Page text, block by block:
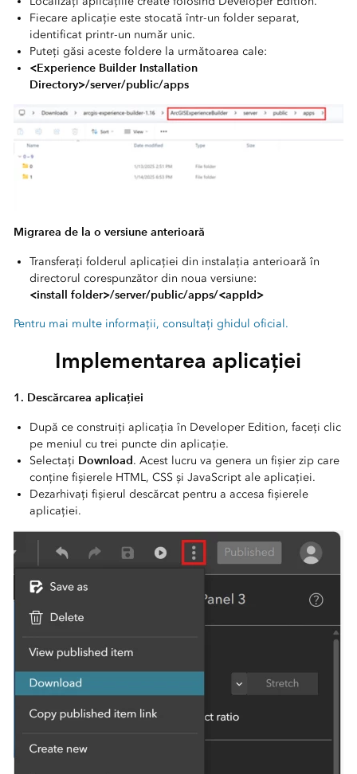
Fiecare aplicație este stocată într-un folder separat,
identificat printr-un număr unic.
Puteți găsi aceste foldere la următoarea cale:
<Experience Builder Installation
Directory>/server/public/apps
Condițiile specifice în care
Migrarea de la o versiune anterioară
Transferați folderul aplicației din instalația anterioară în
directorul corespunzător din noua versiune:
<install folder>/server/public/apps/<appId>
Pentru mai multe informații, consultați ghidul oficial.
Implementarea aplicației
1. Descărcarea aplicației
După ce construiți aplicația în Developer Edition, faceți clic
pe meniul cu trei puncte din aplicație.
Selectați Download. Acest lucru va genera un fișier zip care
conține fișierele HTML, CSS și JavaScript ale aplicației.
Dezarhivați fișierul descărcat pentru a accesa fișierele
aplicației.